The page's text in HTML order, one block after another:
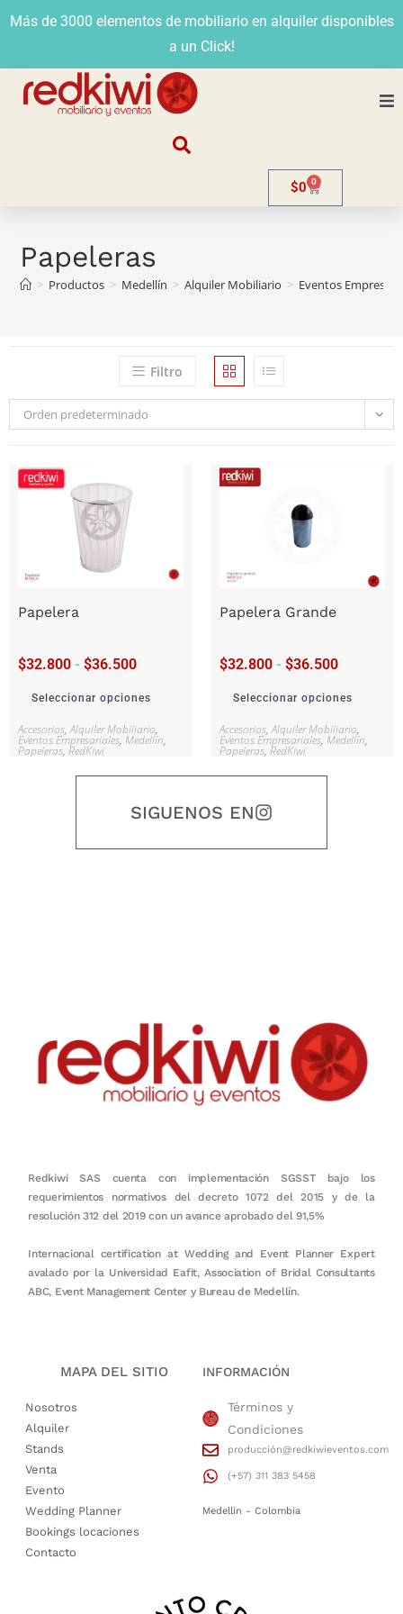
Más de 3000 elementos de mobiliario en alquiler disponibles
a un Click!
Venta
Contacto
$0 0
Papeleras
> Productos > Medellín > Alquiler Mobiliario > Eventos
Filtro
Orden predeterminado
Papelera
$32.800 - $36.500
Seleccionar opciones
Accesorios,Alquiler Mobiliario,
Eventos Empresariales, Medellín,
Papeleras, RedKiwi
Papelera Grande
$32.800 - $36.500
Seleccionar opciones
Accesorios,Alquiler Mobiliario,
Eventos Empresariales, Medellín,
Papeleras, RedKiwi
SIGUENOS EN
Redkiwi SAS cuenta con implementación SGSST bajo los
requerimientos normativos del decreto 1072 del 2015 y de la
resolución 312 del 2019 con un avance aprobado del 91,5%
Internacional certification at Wedding and Event Planner Expert
avalado por la Universidad Eafit, Association of Bridal Consultants
ABC, Event Management Center y Bureau de Medellín.
MAPA DEL SITIO
Nosotros
Alquiler
Stands
Venta
Evento
Wedding Planner
Bookings locaciones
Contacto
INFORMACIÓN
Términos y
Condiciones
producción@redkiwieventos.com
(+57) 311 383 5458
Medellin - Colombia